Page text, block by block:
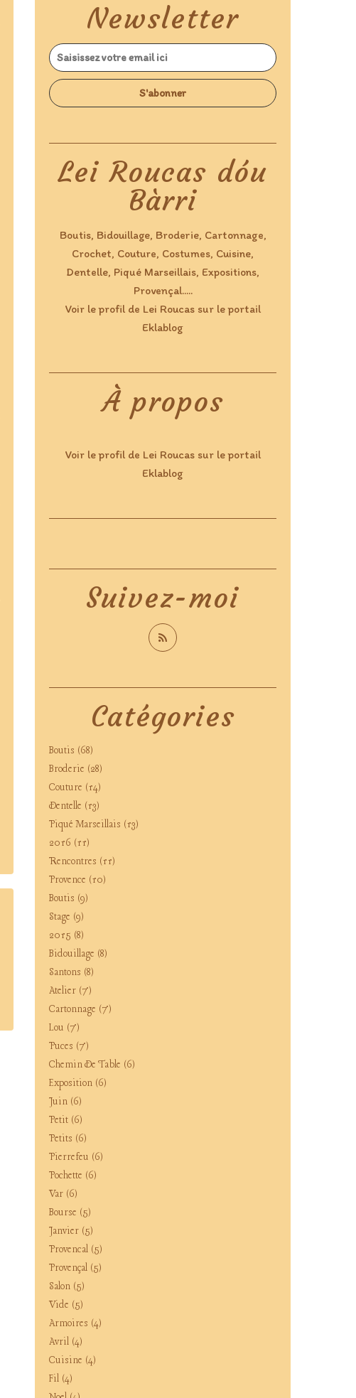
Newsletter
Catégories
Boutis (68)
Broderie (28)
Couture (14)
Dentelle (13)
Piqué Marseillais (13)
2016 (11)
Rencontres (11)
Provence (10)
Boutis (9)
Stage (9)
2015 (8)
Bidouillage (8)
Santons (8)
Atelier (7)
Cartonnage (7)
Lou (7)
Puces (7)
Chemin De Table (6)
Exposition (6)
Juin (6)
Petit (6)
Petits (6)
Pierrefeu (6)
Pochette (6)
Var (6)
Bourse (5)
Janvier (5)
Provencal (5)
Provençal (5)
Salon (5)
Vide (5)
Armoires (4)
Avril (4)
Cuisine (4)
Fil (4)
Lei Roucas dóu
Bàrri
Boutis, Bidouillage, Broderie, Cartonnage,
Crochet, Couture, Costumes, Cuisine,
Dentelle, Piqué Marseillais, Expositions,
Provençal.....
Voir le profil de Lei Roucassur le portail
Eklablog
Suivez-moi
À propos
Voir le profil de Lei Roucassur le portail
Eklablog